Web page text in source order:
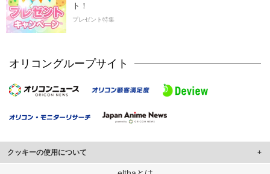
ト！
プレゼント特集
オリコングループサイト
クッキーの使用について
このサイトでは Cookie を使用して、ユーザーに合わせたコンテンツや広告の